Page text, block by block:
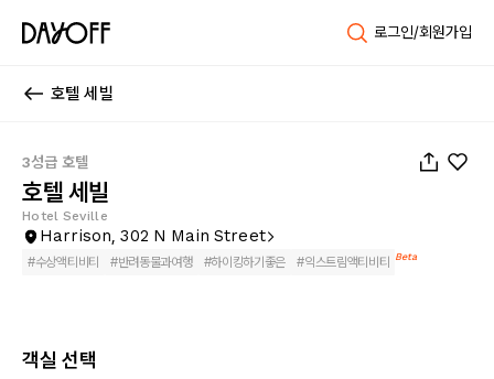
로그인/회원가입
호텔 세빌
3성급 호텔
호텔 세빌
Hotel Seville
Harrison, 302 N Main Street
#수상액티비티 #반려동물과여행 #하이킹하기좋은 #익스트림액티비티 Beta
객실 선택